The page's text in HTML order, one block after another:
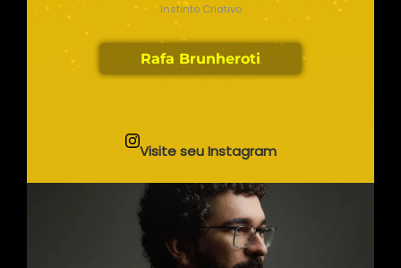
Instinto Criativo
Rafa Brunheroti
Visite seu Instagram